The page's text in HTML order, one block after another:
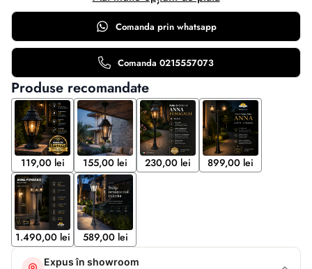
Comanda prin whatsapp
Comanda 0215557073
Produse recomandate
119,00 lei 155,00 lei 230,00 lei 899,00 lei
1.490,00 lei 589,00 lei
Expus în showroom